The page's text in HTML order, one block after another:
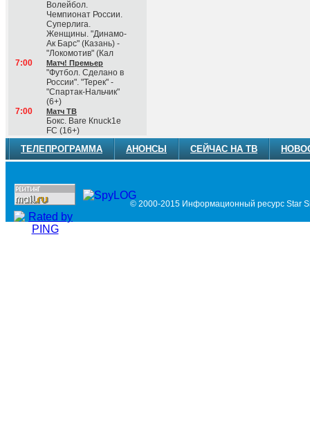
Волейбол.
Чемпионат России.
Суперлига.
Женщины. "Динамо-
Ак Барс" (Казань) -
"Локомотив" (Кал
7:00
Матч! Премьер
"Футбол. Сделано в
России". "Терек" -
"Спартак-Нальчик"
(6+)
7:00
Матч ТВ
Бокс. Ваrе Кnuсk1е
FС (16+)
ТЕЛЕПРОГРАММА АНОНСЫ СЕЙЧАС НА ТВ
© 2000-2015 Информационный ресурс Star